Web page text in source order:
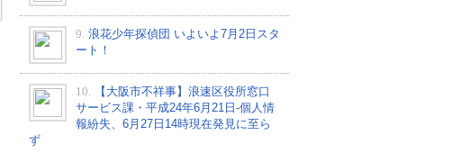
9. 浪花少年探偵団 いよいよ7月2日スタ
ート！
10.
【大阪市不祥事】浪速区役所窓口
サービス課・平成24年6月21日-個人情
報紛失、6月27日14時現在発見に至ら
ず